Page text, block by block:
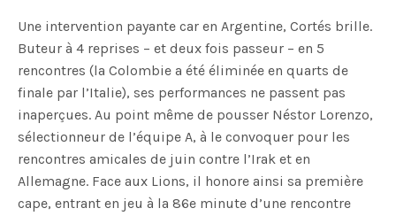
Une intervention payante car en Argentine, Cortés brille.
Buteur à 4 reprises – et deux fois passeur – en 5
rencontres (la Colombie a été éliminée en quarts de
finale par l’Italie), ses performances ne passent pas
inaperçues. Au point même de pousser Néstor Lorenzo,
sélectionneur de l’équipe A, à le convoquer pour les
rencontres amicales de juin contre l’Irak et en
Allemagne. Face aux Lions, il honore ainsi sa première
cape, entrant en jeu à la 86e minute d’une rencontre